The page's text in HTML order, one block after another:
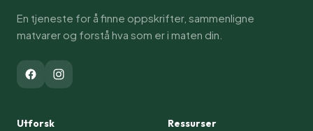
En tjeneste for å finne oppskrifter, sammenligne
matvarer og forstå hva som er i maten din.
Utforsk Ressurser